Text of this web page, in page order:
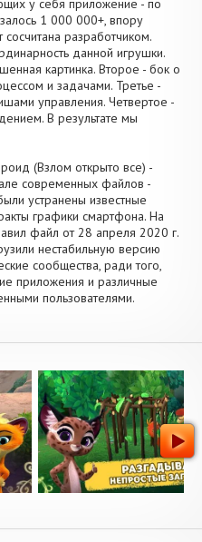
у себя приложение - по
1 000 000+, впору
разработчиком.
данной игрушки.
картинка. Второе - бок о
и задачами. Третье -
управления. Четвертое -
В результате мы
(Взлом открыто все) -
современных файлов -
устранены известные
графики смартфона. На
файл от 28 апреля 2020 г.
нестабильную версию
сообщества, ради того,
приложения и различные
пользователями.